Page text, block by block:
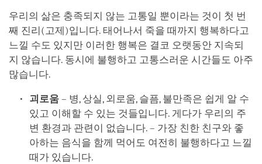
우리의 삶은 충족되지 않는 고통일 뿐이라는 것이 첫 번
째 진리(고제)입니다. 태어나서 죽을 때까지 행복하다고
느낄 수도 있지만 이러한 행복은 결코 오랫동안 지속되
지 않습니다. 동시에 불행하고 고통스러운 시간들도 아주
많습니다.
괴로움 – 병, 상실, 외로움, 슬픔, 불만족은 쉽게 알 수
있고 이해할 수 있는 것들입니다. 게다가 우리의 주
변 환경과 관련이 없습니다. – 가장 친한 친구와 좋
아하는 음식을 함께 먹어도 여전히 불행하다고 느낄
때가 있습니다.